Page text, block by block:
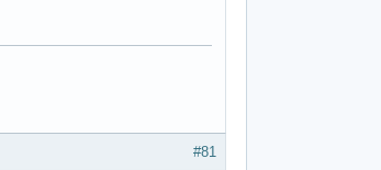
#81